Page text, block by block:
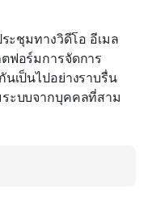
ะชุมทางวิดีโอ อีเมล
ฟอร์มการจัดการ
เป็นไปอย่างราบรื่น
ะบบจากบุคคลที่สาม